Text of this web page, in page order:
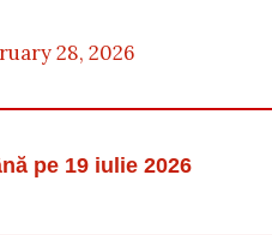
28, 2026
pe 19 iulie 2026